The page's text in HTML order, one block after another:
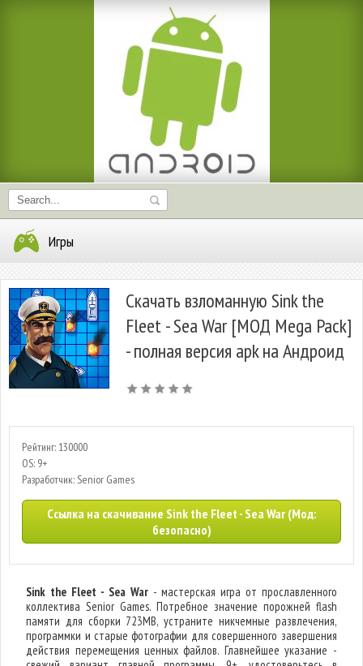
Игры
Скачать взломанную Sink the
Fleet - Sea War [МОД Mega Pack]
- полная версия apk на Андроид
Рейтинг: 130000
OS: 9+
Разработчик: Senior Games
Ссылка на скачивание Sink the Fleet - Sea War (Мод:
безопасно)
Sink the Fleet - Sea War - мастерская игра от прославленного
коллектива Senior Games. Потребное значение порожней flash
памяти для сборки 723MB, устраните никчемные развлечения,
программки и старые фотографии для совершенного завершения
действия перемещения ценных файлов. Главнейшее указание -